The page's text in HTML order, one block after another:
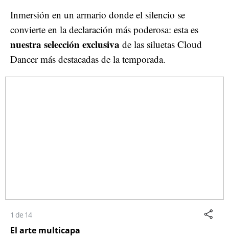
Inmersión en un armario donde el silencio se
convierte en la declaración más poderosa: esta es
nuestra selección exclusiva de las siluetas Cloud
Dancer más destacadas de la temporada.
1 de 14
El arte multicapa